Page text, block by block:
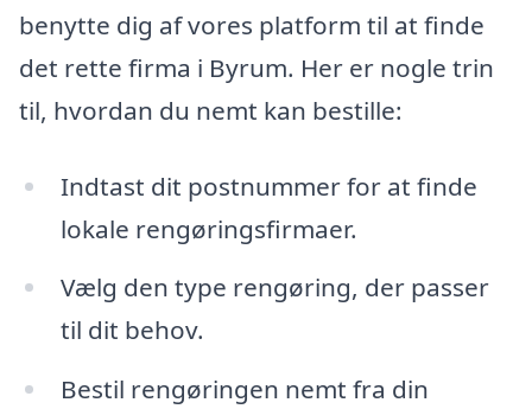
benytte dig af vores platform til at finde
det rette firma i Byrum. Her er nogle trin
til, hvordan du nemt kan bestille:
Indtast dit postnummer for at finde
lokale rengøringsfirmaer.
Vælg den type rengøring, der passer
til dit behov.
Bestil rengøringen nemt fra din